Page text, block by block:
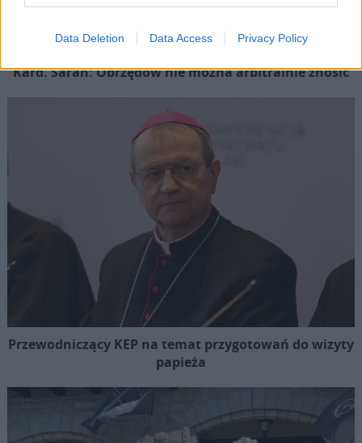
Data Deletion Data Access Privacy Policy
Kard. Sarah: Obrzędów nie można arbitralnie znosić
Przewodniczący KEP na temat przygotowań do wizyty
papieża